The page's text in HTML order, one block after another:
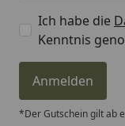
Ich habe die
Kenntnis
Anmelden
*Der Gutschein gilt ab